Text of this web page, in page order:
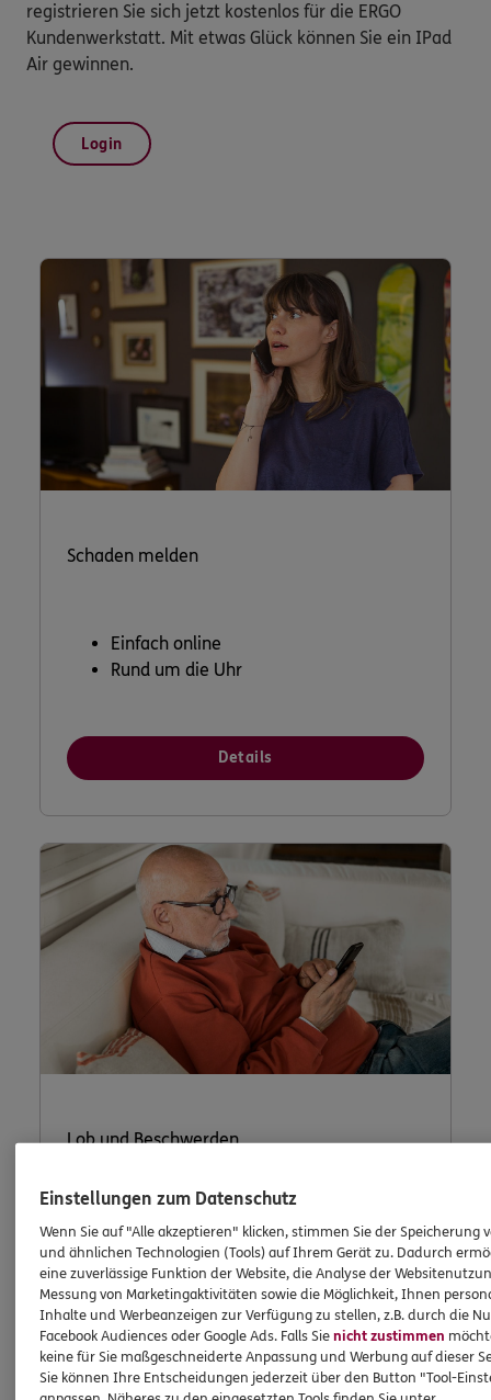
registrieren Sie sich jetzt kostenlos für die ERGO
Kundenwerkstatt. Mit etwas Glück können Sie ein IPad
Air gewinnen.
Login
Schaden melden
Einfach online
Rund um die Uhr
Details
Lob und Beschwerden
Waren Sie zufrieden mit uns? Oder waren Sie
einmal nicht zufrieden? Dann können Sie uns
dies hier schildern.
Jetzt informieren
Einstellungen zum Datenschutz
Wenn Sie auf "Alle akzeptieren" klicken, stimmen Sie der Speicherung
und ähnlichen Technologien (Tools) auf Ihrem Gerät zu. Dadurch
eine zuverlässige Funktion der Website, die Analyse der
Messung von Marketingaktivitäten sowie die Möglichkeit, Ihnen
Inhalte und Werbeanzeigen zur Verfügung zu stellen, z.B. durch die
Facebook Audiences oder Google Ads. Falls Sienicht zustimmen
keine für Sie maßgeschneiderte Anpassung und Werbung auf dieser
Sie können Ihre Entscheidungen jederzeit über den Button "Tool-